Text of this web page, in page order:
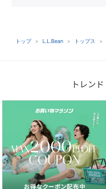
トップ L.L.Bean トップス
トレン